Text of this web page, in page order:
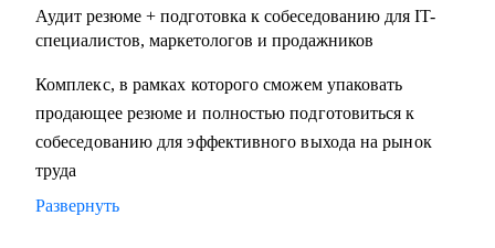
Аудит резюме + подготовка к собеседованию для IT-
специалистов, маркетологов и продажников
Комплекс, в рамках которого сможем упаковать
продающее резюме и полностью подготовиться к
собеседованию для эффективного выхода на рынок
труда
Развернуть